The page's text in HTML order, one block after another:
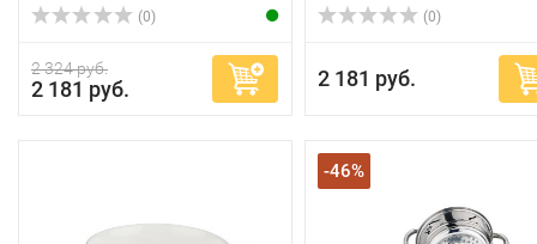
(0)
2 324 руб.
2 181 руб.
(0)
2 181 руб.
-46%